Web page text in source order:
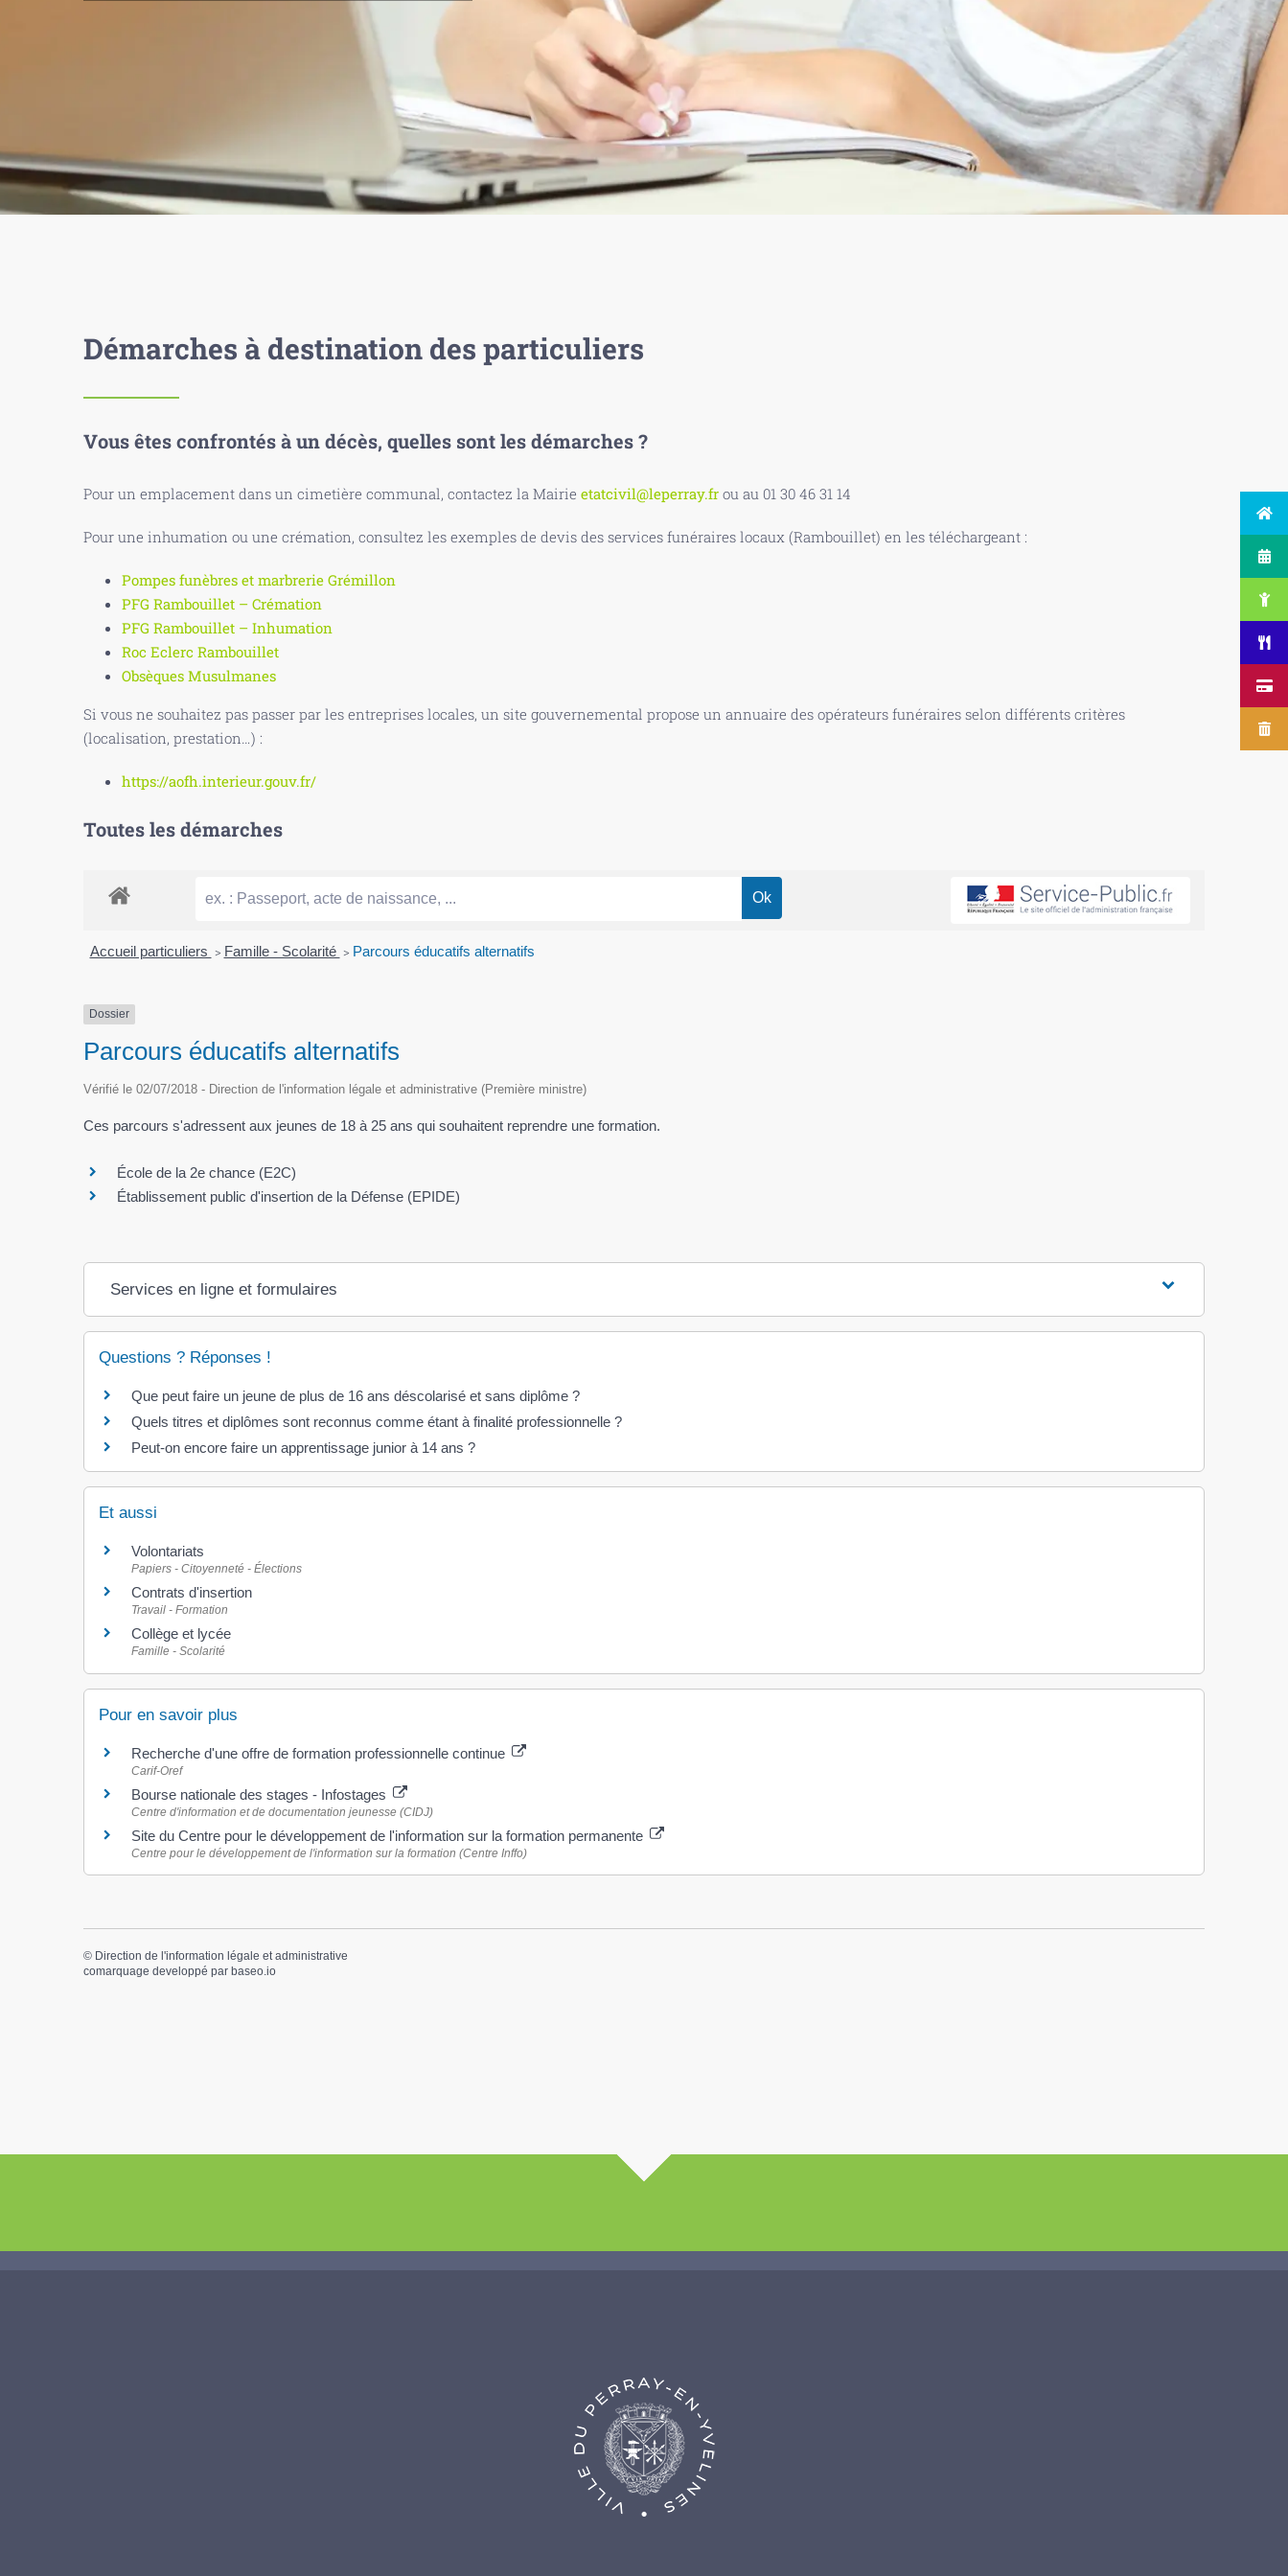
Démarches à destination des particuliers
Vous êtes confrontés à un décès, quelles sont les démarches ?
Pour un emplacement dans un cimetière communal, contactez la Mairie etatcivil@leperray.fr ou au 01 30 46 31 14
Pour une inhumation ou une crémation, consultez les exemples de devis des services funéraires locaux (Rambouillet) en les téléchargeant :
Pompes funèbres et marbrerie Grémillon
PFG Rambouillet – Crémation
PFG Rambouillet – Inhumation
Roc Eclerc Rambouillet
Obsèques Musulmanes
Si vous ne souhaitez pas passer par les entreprises locales, un site gouvernemental propose un annuaire des opérateurs funéraires selon différents critères
(localisation, prestation…) :
https://aofh.interieur.gouv.fr/
Toutes les démarches
Accueil particuliers > Famille - Scolarité > Parcours éducatifs alternatifs
Dossier
Parcours éducatifs alternatifs
Vérifié le 02/07/2018 - Direction de l'information légale et administrative (Première ministre)
Ces parcours s'adressent aux jeunes de 18 à 25 ans qui souhaitent reprendre une formation.
École de la 2e chance (E2C)
Établissement public d'insertion de la Défense (EPIDE)
Services en ligne et formulaires
Questions ? Réponses !
Que peut faire un jeune de plus de 16 ans déscolarisé et sans diplôme ?
Quels titres et diplômes sont reconnus comme étant à finalité professionnelle ?
Peut-on encore faire un apprentissage junior à 14 ans ?
Et aussi
Volontariats
Papiers - Citoyenneté - Élections
Contrats d'insertion
Travail - Formation
Collège et lycée
Famille - Scolarité
Pour en savoir plus
Recherche d'une offre de formation professionnelle continue
Carif-Oref
Bourse nationale des stages - Infostages
Centre d'information et de documentation jeunesse (CIDJ)
Site du Centre pour le développement de l'information sur la formation permanente
Centre pour le développement de l'information sur la formation (Centre Inffo)
© Direction de l'information légale et administrative
comarquage developpé par baseo.io